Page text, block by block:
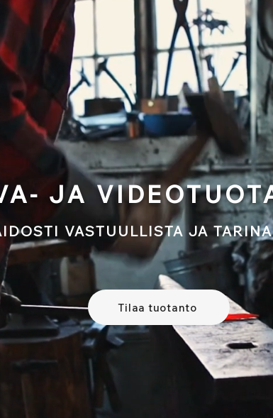
JA
VASTUULLISTA JA
Tilaa tuotanto